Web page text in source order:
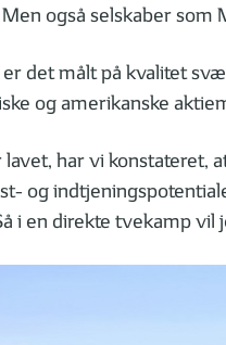
også selskaber
er det målt på kvalitet
og amerikanske
lavet, har vi konstateret,
og
i en direkte tvekamp vil